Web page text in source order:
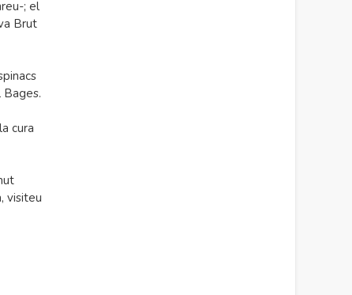
; el
Brut
cura
visiteu